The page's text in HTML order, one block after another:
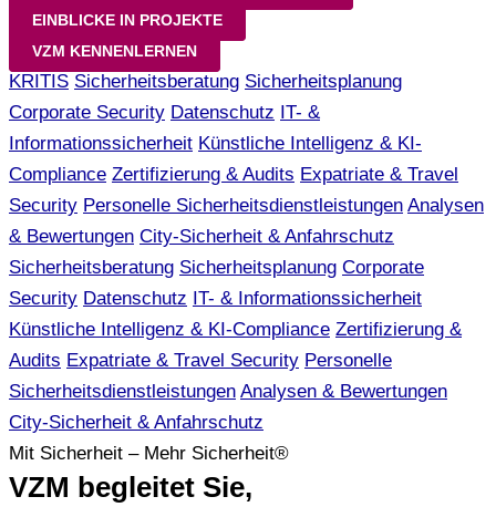
EINBLICKE IN PROJEKTE
VZM KENNENLERNEN
KRITIS Sicherheitsberatung Sicherheitsplanung
Corporate Security Datenschutz IT- &
Informationssicherheit Künstliche Intelligenz & KI-
Compliance Zertifizierung & Audits Expatriate & Travel
Security Personelle Sicherheitsdienstleistungen Analysen
& Bewertungen City-Sicherheit & Anfahrschutz
Sicherheitsberatung Sicherheitsplanung Corporate
Security Datenschutz IT- & Informationssicherheit
Künstliche Intelligenz & KI-Compliance Zertifizierung &
Audits Expatriate & Travel Security Personelle
Sicherheitsdienstleistungen Analysen & Bewertungen
City-Sicherheit & Anfahrschutz
Mit Sicherheit – Mehr Sicherheit®
VZM begleitet Sie,